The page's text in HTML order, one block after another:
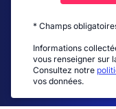
* Champs
Informations
vous renseigner sur
Consultez notre
vos données.